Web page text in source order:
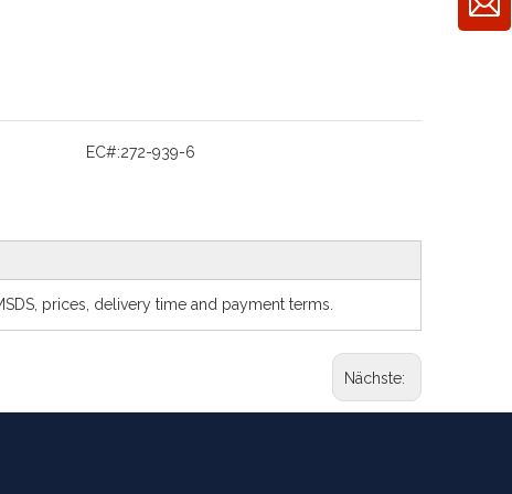
EC#:272-939-6
prices, delivery time and payment terms.
Nächste: